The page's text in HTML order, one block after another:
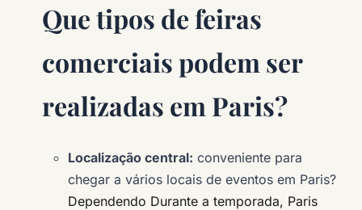
Que tipos de feiras
comerciais podem ser
realizadas em Paris?
Localização central: conveniente para
chegar a vários locais de eventos em Paris?
Dependendo Durante a temporada, Paris